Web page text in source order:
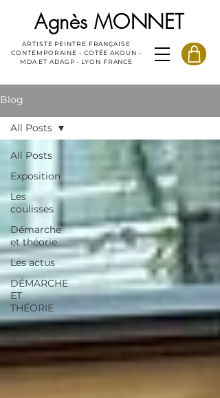
Agnès MONNET
ARTISTE PEINTRE FRANÇAISE
CONTEMPORAINE - COTÉE AKOUN -
MDA ET ADAGP - LYON FRANCE
Blog
All Posts
Exposition
Les
coulisses
Démarche
et théorie
Les actus
DÉMARCHE
ET
THÉORIE
All Posts